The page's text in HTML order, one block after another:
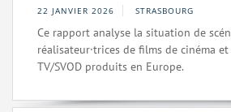
22 JANVIER 2026 STRASBOURG
Ce rapport analyse la situation de
réalisateur·trices de films de cinéma
TV/SVOD produits en Europe.